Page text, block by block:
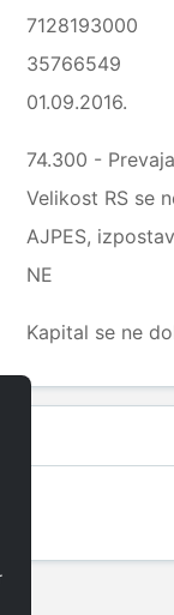
7128193000
35766549
01.09.2016.
74.300 -
Velikost RS se
AJPES,
NE
Kapital se ne